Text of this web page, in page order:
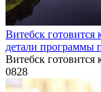
Витебск
детали программы
Витебск
0828